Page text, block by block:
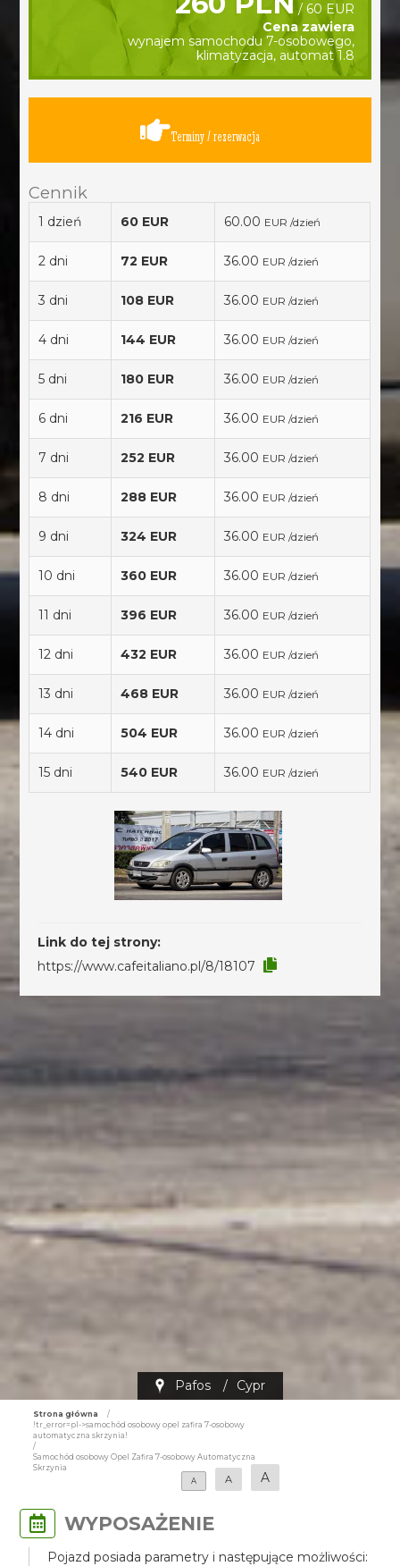
Pafos / Cypr
Strona główna
/
!tr_error=pl->samochód osobowy opel zafira 7-osobowy
automatyczna skrzynia!
/
Samochód osobowy Opel Zafira 7-osobowy Automatyczna
Skrzynia
A
A A
/ 60 EUR
Cena zawiera
wynajem samochodu 7-osobowego,
klimatyzacja, automat 1.8
Terminy / rezerwacja
Cennik
1 dzień 60 EUR 60.00 EUR /dzień
2 dni 72 EUR 36.00 EUR /dzień
3 dni 108 EUR 36.00 EUR /dzień
4 dni 144 EUR 36.00 EUR /dzień
5 dni 180 EUR 36.00 EUR /dzień
6 dni 216 EUR 36.00 EUR /dzień
7 dni 252 EUR 36.00 EUR /dzień
8 dni 288 EUR 36.00 EUR /dzień
9 dni 324 EUR 36.00 EUR /dzień
10 dni 360 EUR 36.00 EUR /dzień
11 dni 396 EUR 36.00 EUR /dzień
12 dni 432 EUR 36.00 EUR /dzień
13 dni 468 EUR 36.00 EUR /dzień
14 dni 504 EUR 36.00 EUR /dzień
15 dni 540 EUR 36.00 EUR /dzień
Link do tej strony:
https://www.cafeitaliano.pl/8/18107
WYPOSAŻENIE
Pojazd posiada parametry i następujące możliwości: